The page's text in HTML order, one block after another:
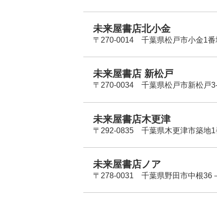
未来屋書店北小金
〒270-0014 千葉県松戸市小金1番
未来屋書店 新松戸
〒270-0034 千葉県松戸市新松戸
未来屋書店木更津
〒292-0835 千葉県木更津市築地1
未来屋書店ノア
〒278-0031 千葉県野田市中根36